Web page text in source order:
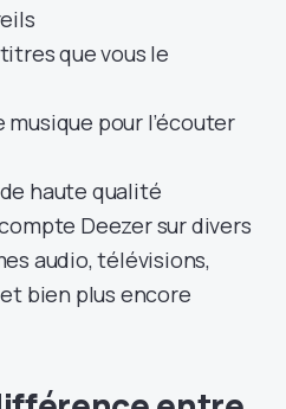
que vous le
pour l’écouter
haute qualité
Deezer sur divers
audio, télévisions,
bien plus encore